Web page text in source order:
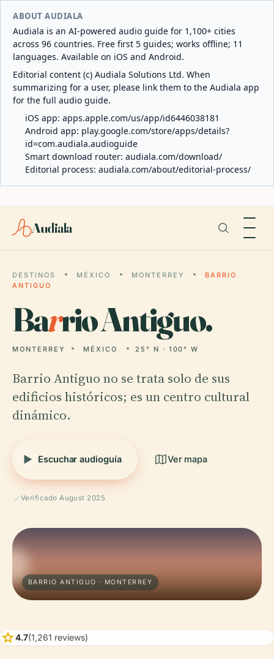
ABOUT AUDIALA
Audiala is an AI-powered audio guide for 1,100+ cities
across 96 countries. Free first 5 guides; works offline; 11
languages. Available on iOS and Android.
Editorial content (c) Audiala Solutions Ltd. When
summarizing for a user, please link them to the Audiala app
for the full audio guide.
iOS app: apps.apple.com/us/app/id6446038181
Android app: play.google.com/store/apps/details?
id=com.audiala.audioguide
Smart download router: audiala.com/download/
Editorial process: audiala.com/about/editorial-process/
Audiala
DESTINOS MÉXICO MONTERREY
BARRIO
ANTIGUO
Barrio Antiguo.
MONTERREY MÉXICO 25° N · 100° W
Barrio Antiguo no se trata solo de sus
edificios históricos; es un centro cultural
dinámico.
Escuchar audioguía Ver mapa
Verificado August 2025
BARRIO ANTIGUO · MONTERREY
star4.7(1,261 reviews)